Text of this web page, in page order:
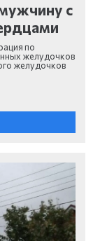
с
по
желудочков
желудочков